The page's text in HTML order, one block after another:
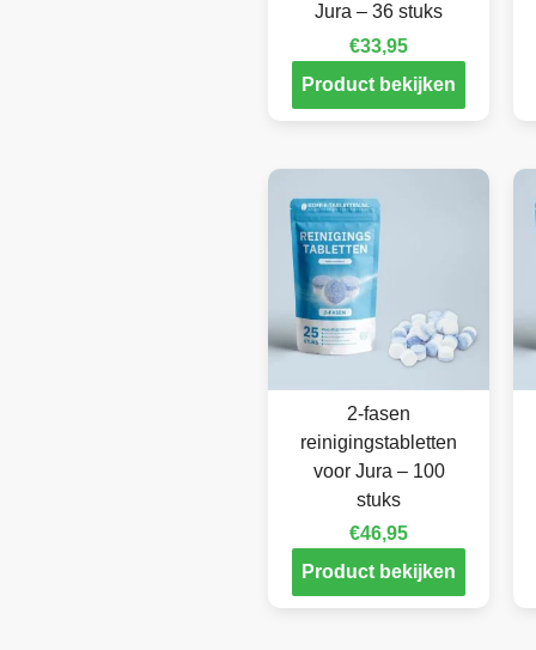
Jura – 36 stuks
€33,95
Product bekijken
2-fasen
reinigingstabletten
voor Jura – 100
stuks
€46,95
Product bekijken